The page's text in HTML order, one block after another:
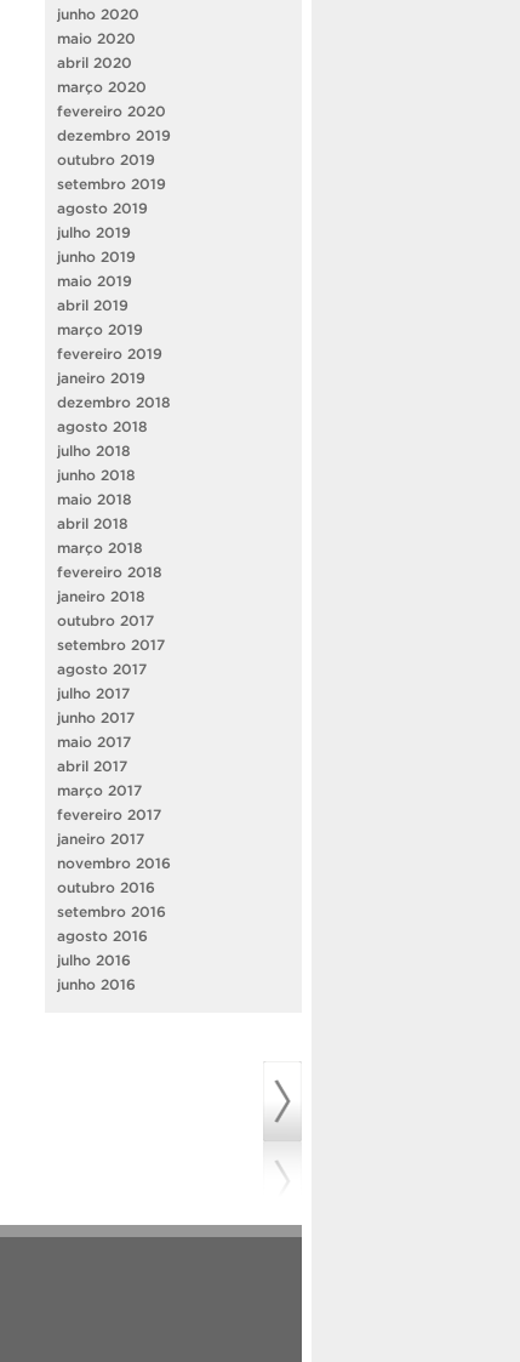
junho 2020
maio 2020
abril 2020
março 2020
fevereiro 2020
dezembro 2019
outubro 2019
setembro 2019
agosto 2019
julho 2019
junho 2019
maio 2019
abril 2019
março 2019
fevereiro 2019
janeiro 2019
dezembro 2018
agosto 2018
julho 2018
junho 2018
maio 2018
abril 2018
março 2018
fevereiro 2018
janeiro 2018
outubro 2017
setembro 2017
agosto 2017
julho 2017
junho 2017
maio 2017
abril 2017
março 2017
fevereiro 2017
janeiro 2017
novembro 2016
outubro 2016
setembro 2016
agosto 2016
julho 2016
junho 2016